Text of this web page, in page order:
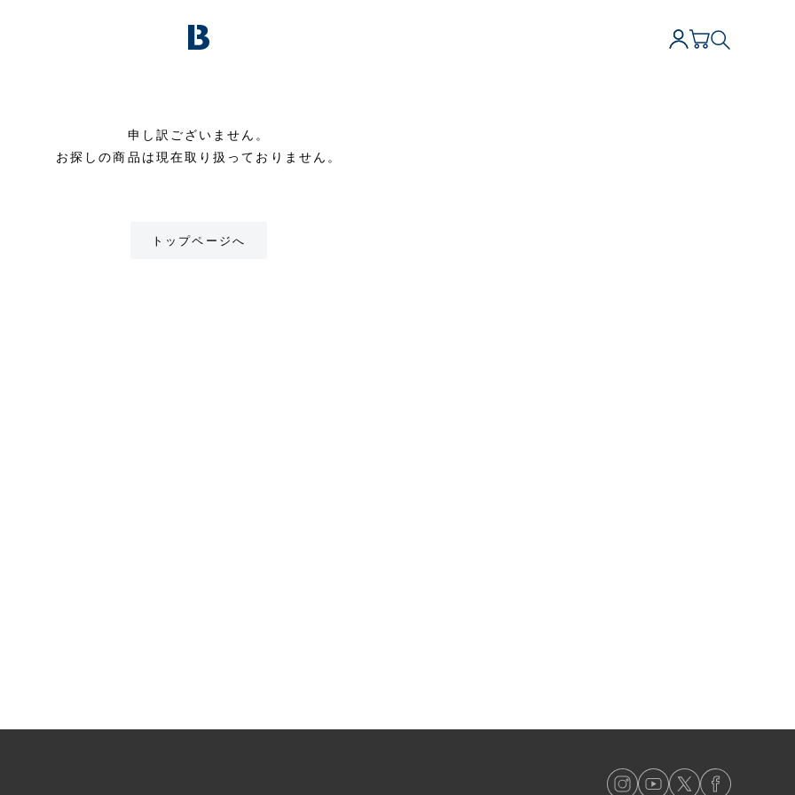
申し訳ございません。
お探しの商品は現在取り扱っておりません。
トップページへ